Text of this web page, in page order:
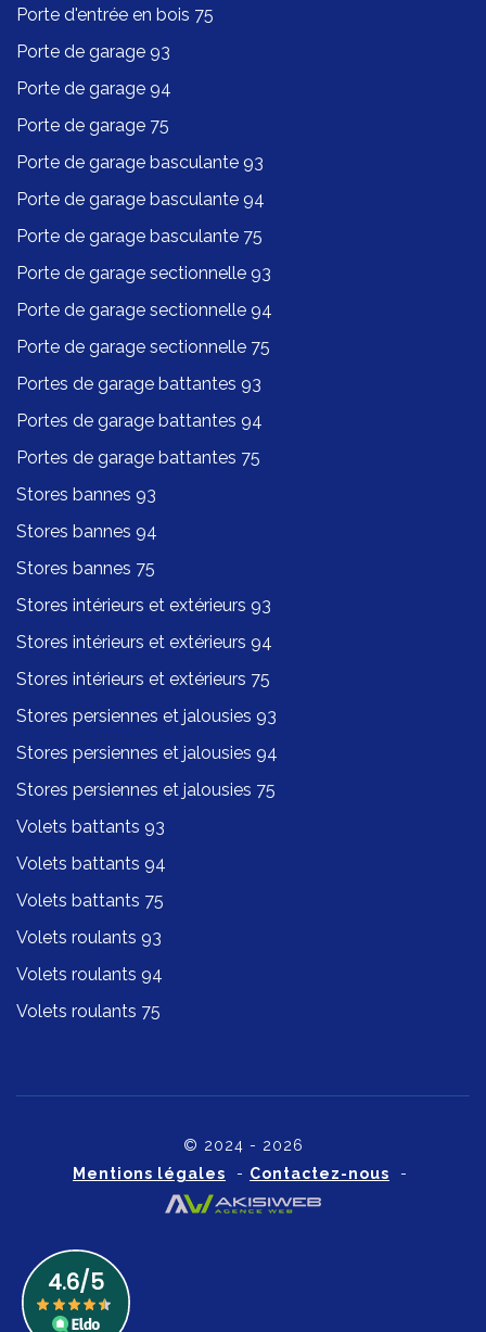
Porte d'entrée en bois 75
Porte de garage 93
Porte de garage 94
Porte de garage 75
Porte de garage basculante 93
Porte de garage basculante 94
Porte de garage basculante 75
Porte de garage sectionnelle 93
Porte de garage sectionnelle 94
Porte de garage sectionnelle 75
Portes de garage battantes 93
Portes de garage battantes 94
Portes de garage battantes 75
Stores bannes 93
Stores bannes 94
Stores bannes 75
Stores intérieurs et extérieurs 93
Stores intérieurs et extérieurs 94
Stores intérieurs et extérieurs 75
Stores persiennes et jalousies 93
Stores persiennes et jalousies 94
Stores persiennes et jalousies 75
Volets battants 93
Volets battants 94
Volets battants 75
Volets roulants 93
Volets roulants 94
Volets roulants 75
© 2024 - 2026
Mentions légales - Contactez-nous -